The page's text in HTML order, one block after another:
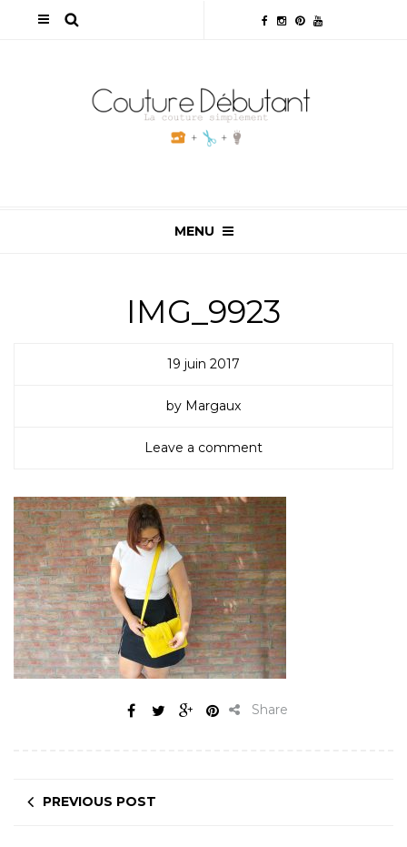
MENU
IMG_9923
19 juin 2017
by Margaux
Leave a comment
Share
PREVIOUS POST